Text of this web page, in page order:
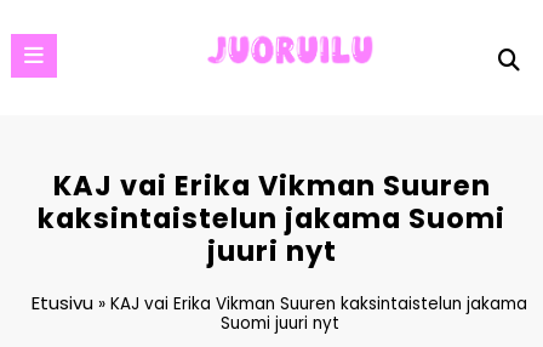
to
content
KAJ vai Erika Vikman Suuren
kaksintaistelun jakama Suomi
juuri nyt
Etusivu »KAJ vai Erika Vikman Suuren kaksintaistelun jakama
Suomi juuri nyt